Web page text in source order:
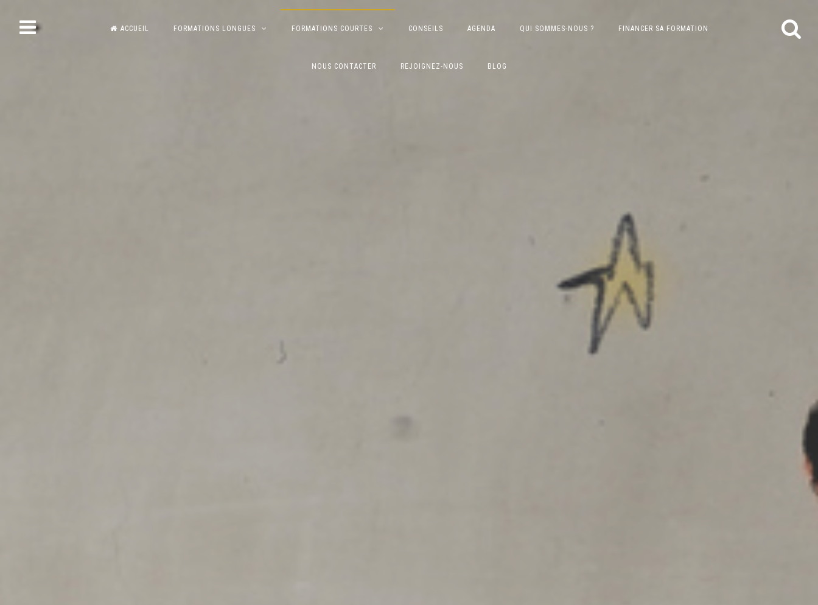
ACCUEIL FORMATIONS LONGUES FORMATIONS COURTES CONSEILS AGENDA QUI SOMMES-NOUS ? FINANCER SA FORMATION
NOUS CONTACTER REJOIGNEZ-NOUS BLOG